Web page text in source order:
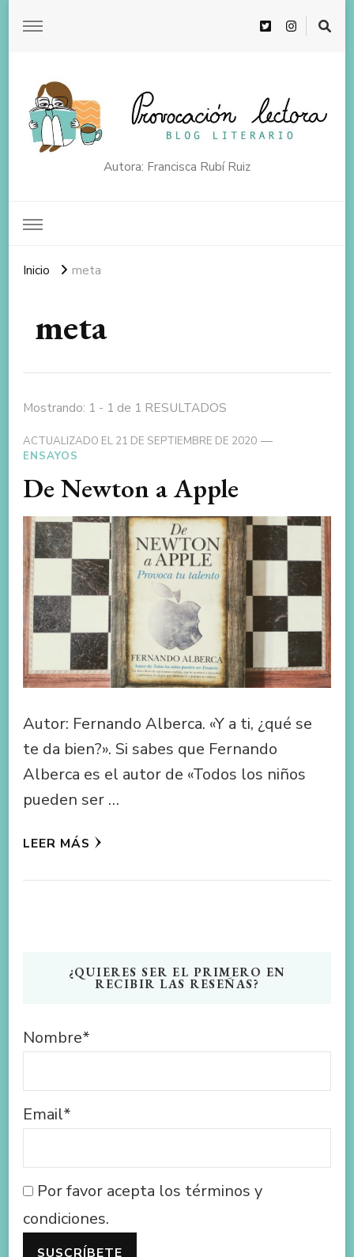
Autora: Francisca Rubí Ruiz
Inicio meta
meta
Mostrando: 1 - 1 de 1 RESULTADOS
ACTUALIZADO EL 21 DE SEPTIEMBRE DE 2020
ENSAYOS
De Newton a Apple
Autor: Fernando Alberca. «Y a ti, ¿qué se
te da bien?». Si sabes que Fernando
Alberca es el autor de «Todos los niños
pueden ser …
LEER MÁS
¿QUIERES SER EL PRIMERO EN
RECIBIR LAS RESEÑAS?
Nombre*
Email*
Por favor acepta los términos y
condiciones.